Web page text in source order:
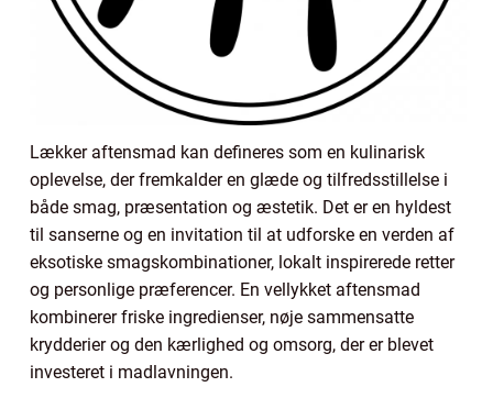
Lækker aftensmad kan defineres som en kulinarisk
oplevelse, der fremkalder en glæde og tilfredsstillelse i
både smag, præsentation og æstetik. Det er en hyldest
til sanserne og en invitation til at udforske en verden af
eksotiske smagskombinationer, lokalt inspirerede retter
og personlige præferencer. En vellykket aftensmad
kombinerer friske ingredienser, nøje sammensatte
krydderier og den kærlighed og omsorg, der er blevet
investeret i madlavningen.